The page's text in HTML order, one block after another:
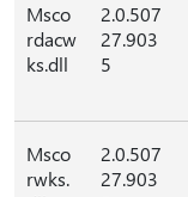
Msco
rdacw
ks.dll
2.0.507
27.903
5
Msco
rwks.
2.0.507
27.903